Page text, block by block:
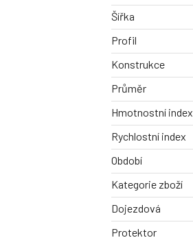
Šířka
Profil
Konstrukce
Průměr
Hmotnostní index
Rychlostní index
Období
Kategorie zboží
Dojezdová
Protektor